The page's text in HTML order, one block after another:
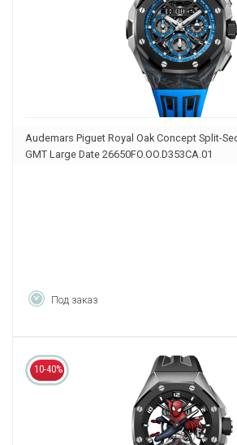
Audemars Piguet Royal Oak Concept Split-
GMT Large Date 26650FO.OO.D353CA.01
Под заказ
10-40%